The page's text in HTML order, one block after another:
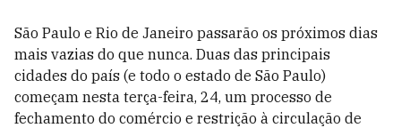
São Paulo e Rio de Janeiro passarão os próximos dias
mais vazias do que nunca. Duas das principais
cidades do país (e todo o estado de São Paulo)
começam nesta terça-feira, 24, um processo de
fechamento do comércio e restrição à circulação de